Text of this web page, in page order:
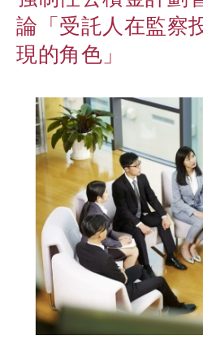
論「受託人在監察
現的角色」